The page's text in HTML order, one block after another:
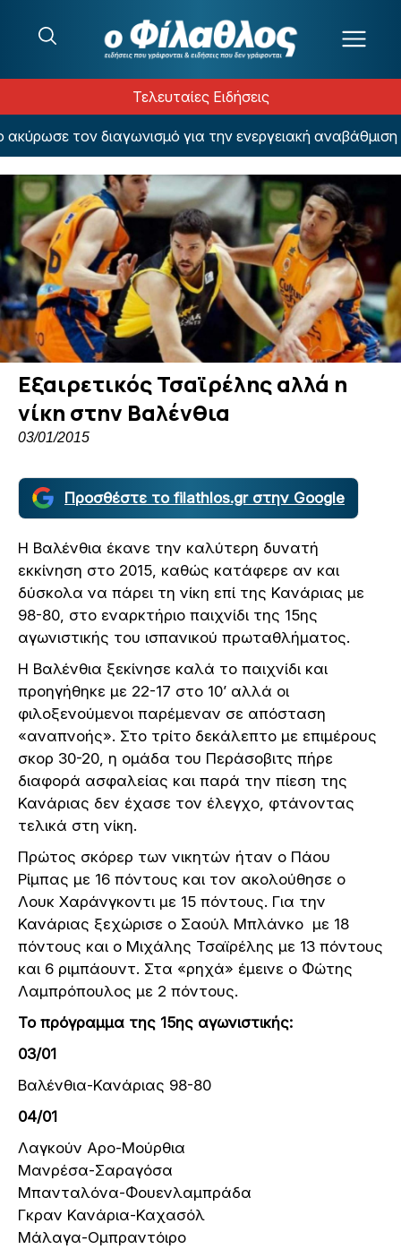
Τελευταίες Ειδήσεις
τον διαγωνισμό για την ενεργειακή αναβάθμιση
Εξαιρετικός Τσαϊρέλης αλλά η
νίκη στην Βαλένθια
03/01/2015
Προσθέστε το filathlos.gr στην Google
Η Βαλένθια έκανε την καλύτερη δυνατή
εκκίνηση στο 2015, καθώς κατάφερε αν και
δύσκολα να πάρει τη νίκη επί της Κανάριας με
98-80, στο εναρκτήριο παιχνίδι της 15ης
αγωνιστικής του ισπανικού πρωταθλήματος.
Η Βαλένθια ξεκίνησε καλά το παιχνίδι και
προηγήθηκε με 22-17 στο 10’ αλλά οι
φιλοξενούμενοι παρέμεναν σε απόσταση
«αναπνοής». Στο τρίτο δεκάλεπτο με επιμέρους
σκορ 30-20, η ομάδα του Περάσοβιτς πήρε
διαφορά ασφαλείας και παρά την πίεση της
Κανάριας δεν έχασε τον έλεγχο, φτάνοντας
τελικά στη νίκη.
Πρώτος σκόρερ των νικητών ήταν ο Πάου
Ρίμπας με 16 πόντους και τον ακολούθησε ο
Λουκ Χαράνγκοντι με 15 πόντους. Για την
Κανάριας ξεχώρισε ο Σαούλ Μπλάνκο με 18
πόντους και ο Μιχάλης Τσαϊρέλης με 13 πόντους
και 6 ριμπάουντ. Στα «ρηχά» έμεινε ο Φώτης
Λαμπρόπουλος με 2 πόντους.
Το πρόγραμμα της 15ης αγωνιστικής:
03/01
Βαλένθια-Κανάριας 98-80
04/01
Λαγκούν Αρο-Μούρθια
Μανρέσα-Σαραγόσα
Μπανταλόνα-Φουενλαμπράδα
Γκραν Κανάρια-Καχασόλ
Μάλαγα-Ομπραντόιρο